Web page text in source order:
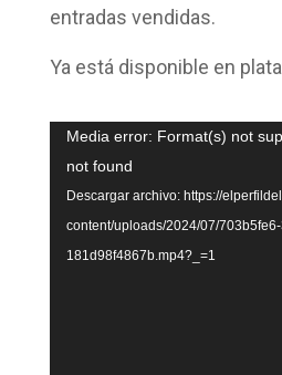
entradas vendidas.
Ya está disponible en
Reproductor
de
vídeo
Media error: Format(s) not
not found
Descargar archivo: https://
content/uploads/2024/07/
181d98f4867b.mp4?_=1